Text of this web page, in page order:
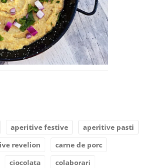
aperitive festive
aperitive pasti
revelion
carne de porc
ciocolata
colaborari